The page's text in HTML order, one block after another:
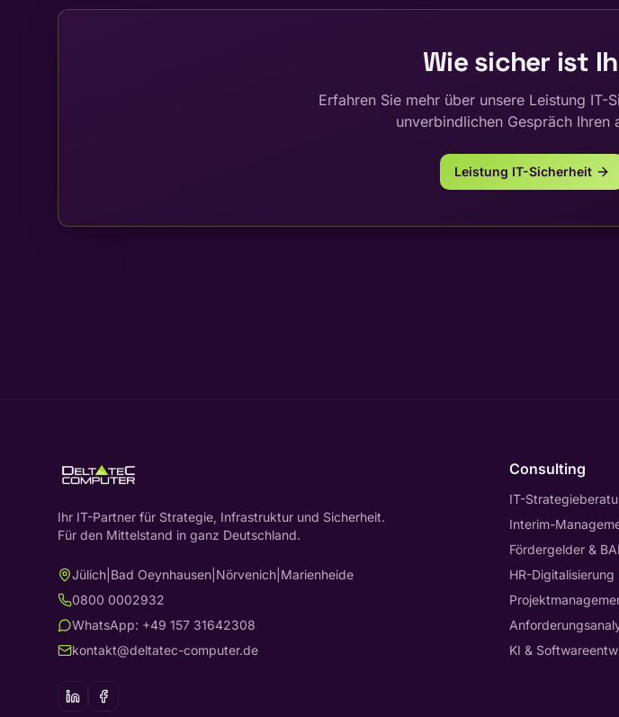
Wie sicher ist
Erfahren Sie mehr über unsere Leistung
unverbindlichen Gespräch Ihren
Leistung IT-Sicherheit
Ihr IT-Partner für Strategie, Infrastruktur und Sicherheit.
Für den Mittelstand in ganz Deutschland.
Jülich Bad Oeynhausen Nörvenich Marienheide
0800 0002932
WhatsApp: +49 157 31642308
kontakt@deltatec-computer.de
Consulting
IT-
Interim-
Fördergelder &
HR-Digitalisierung
KI &